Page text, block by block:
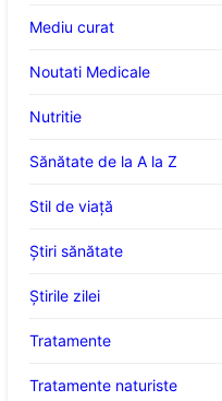
Mediu curat
Noutati Medicale
Nutritie
Sănătate de la A la Z
Stil de viaţă
Ştiri sănătate
Știrile zilei
Tratamente
Tratamente naturiste